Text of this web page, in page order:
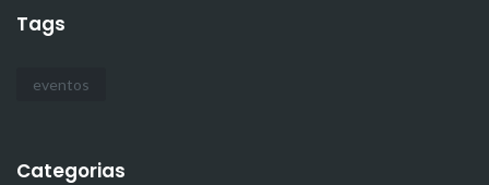
Tags
eventos
Categorias